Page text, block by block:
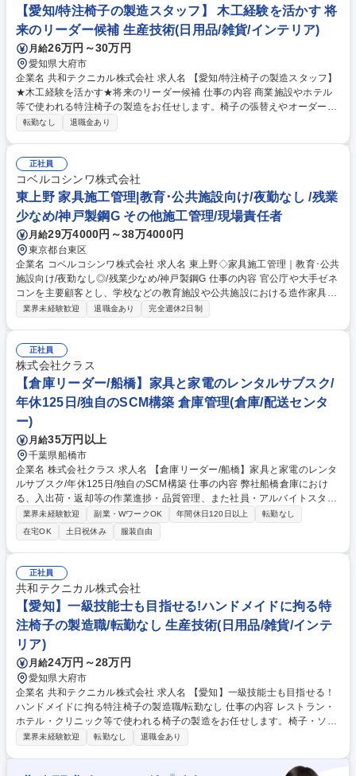
【愛知/特注椅子の製造スタッフ】 木工経験を活かす 将
来のリーダー候補 生産技術(日用品/雑貨/インテリア)
月給26万円～30万円
愛知県大府市
企業名 共和テクニカル株式会社 求人名 【愛知/特注椅子の製造スタッフ】
★木工経験を活かす★将来のリーダー候補 仕事の内容 商業施設やホテル
等で使われる特注椅子の製造をお任せします。椅子の張替えやオーダーメ
イド制作を打合せから納品まで一貫して担当。 ■(1)注文に応じた図面の作
納品 ※数量のある製品はチームで分業し、オーダーメイド品は1名で一貫
して担当します。木工加工の経験を活かし即戦力として活躍を期待しま
す。 募集職種 【愛知/特注椅子の製造スタッフ】★木工経験を活かす★将
来のリーダー候補
転勤なし 退職金あり
正社員
コベルコシンワ株式会社
東上野 家具施工管理|教育･公共施設向け/夜勤なし /残業
少なめ/神戸製鋼G その他施工管理/現場責任者
月給29万4000円～38万4000円
東京都台東区
企業名 コベルコシンワ株式会社 求人名 東上野◇家具施工管理｜教育･公共
施設向け/夜勤なし◎/残業少なめ/神戸製鋼G 仕事の内容 官公庁や大手ゼネ
コンを主要顧客とし、学校などの教育施設や公共施設における造作家具・
木工製品の施工管理業務全般を担います。自社工場を持つメーカー兼商社
補助、工程表作成と全体の進捗管理業務 ■各現場の職人や協力会社の手
配、施工指示および人員の差配 ■現場における安全管理、品質管理、コス
ト（予算）管理の徹底 ■自社工場スタッフやゼネコン等顧客との仕様変更
に伴う打合せ対応 ■夜勤なし。配属拠点をベースとした担当管轄エリア内
の現場管理 募集職種 東上野◇家具施工管理｜教育･公共施設向け/夜勤なし
◎/残業少なめ/神戸製鋼G
業界未経験歓迎 退職金あり 完全週休2日制
正社員
株式会社クラス
【倉庫リーダー/船橋】家具と家電のレンタルサブスク/
年休125日/独自のSCM構築 倉庫管理(倉庫/配送センタ
ー)
月給35万円以上
千葉県船橋市
企業名 株式会社クラス 求人名 【倉庫リーダー/船橋】家具と家電のレンタ
ルサブスク/年休125日/独自のSCM構築 仕事の内容 弊社船橋倉庫におけ
る、入出荷・返却等の作業進捗・品質管理、また社員・アルバイトスタッ
フの労務・安全管理等、倉庫オペレーションの現場管理全般をお任せいた
します。 加えて、倉庫における業務改善や新規運用構築等を主担当として
お任せいたします。 【具体的な業務内容】■入出庫・返却作業の進捗管
理、品質管理 ■ピッキング作業 ■スマホアプリを使った在庫管理やロケー
ション管理 ■社員・アルバイトスタッフの管理（労務・安全） ■業務改善
の推進 ■事業展開に応じた新規運用立上げ ■各事業部との連携やコミュニ
ケーション 募集職種 【倉庫リーダー/船橋】家具と家電のレンタルサブス
ク/年休125日/独自のSCM構築
業界未経験歓迎 副業・WワークOK 年間休日120日以上
転勤なし
在宅OK
土日祝休み 服装自由
正社員
共和テクニカル株式会社
【愛知】一級技能士も目指せる!ハンドメイドに拘る特
注椅子の製造職/転勤なし 生産技術(日用品/雑貨/インテ
リア)
月給24万円～28万円
愛知県大府市
企業名 共和テクニカル株式会社 求人名 【愛知】一級技能士も目指せる！
ハンドメイドに拘る特注椅子の製造職/転勤なし 仕事の内容 レストラン・
ホテル・クリニック等で使われる椅子の製造をお任せします。椅子・ソフ
ァの張替えやオーダーメイド制作において、打合せから納品まで一貫して
工の枠組み作成 ■(3)バネ、ウェービングテープ、ウレタン、スポンジ等の
業界未経験歓迎 転勤なし 退職金あり